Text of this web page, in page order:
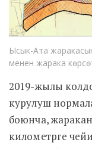
Ысык-Ата
менен жарака
2019-жылы
курулуш
боюнча,
километрге